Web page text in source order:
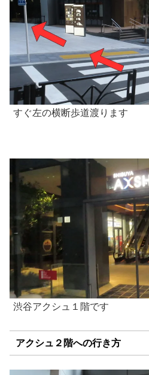
すぐ左の横断歩道渡ります
渋谷アクシュ１階です
アクシュ２階への行き方